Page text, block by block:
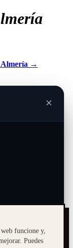
Almería →
web funcione y,
Puedes
✕